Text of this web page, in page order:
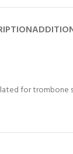
for trombone